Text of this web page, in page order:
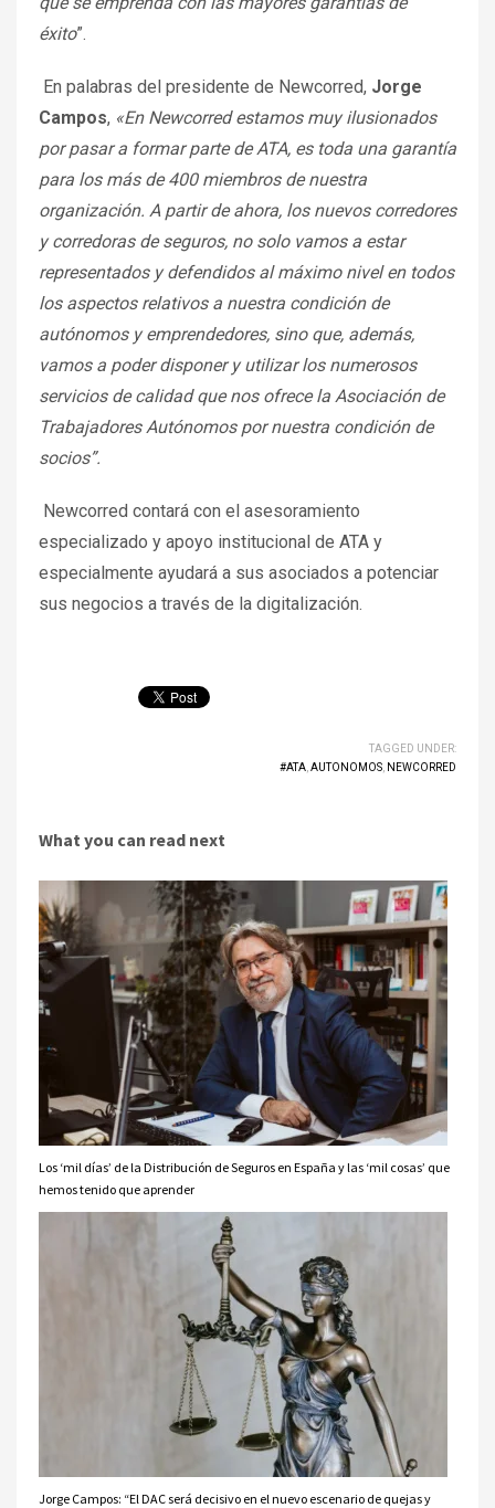
éxito”.
En palabras del presidente de Newcorred, Jorge
Campos, «En Newcorred estamos muy ilusionados
por pasar a formar parte de ATA, es toda una garantía
para los más de 400 miembros de nuestra
organización. A partir de ahora, los nuevos corredores
y corredoras de seguros, no solo vamos a estar
representados y defendidos al máximo nivel en todos
los aspectos relativos a nuestra condición de
autónomos y emprendedores, sino que, además,
vamos a poder disponer y utilizar los numerosos
servicios de calidad que nos ofrece la Asociación de
Trabajadores Autónomos por nuestra condición de
socios”.
Newcorred contará con el asesoramiento
especializado y apoyo institucional de ATA y
especialmente ayudará a sus asociados a potenciar
sus negocios a través de la digitalización.
TAGGED UNDER:
#ATA AUTONOMOS NEWCORRED
What you can read next
Los ‘mil días’ de la Distribución de Seguros en España y las ‘mil cosas’ que
hemos tenido que aprender
Jorge Campos: “El DAC será decisivo en el nuevo escenario de quejas y